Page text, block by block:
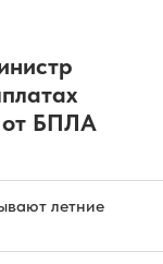
БПЛА
летние